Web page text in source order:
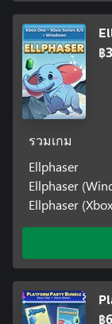
฿
รวมเกม
Ellphaser
Ellphaser
Ellphaser
฿